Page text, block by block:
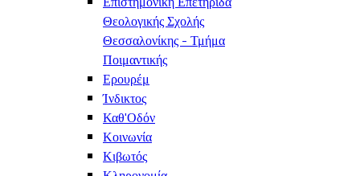
Θεολογικής Σχολής
Θεσσαλονίκης - Τμήμα
Ποιμαντικής
Ερουρέμ
Ίνδικτος
Καθ'Οδόν
Κοινωνία
Κιβωτός